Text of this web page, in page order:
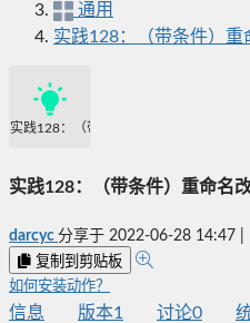
通用
实践128：（带条件）重
实践128：（带条件）重命名改文件后缀
实践128：（带条件）重命名
darcyc 分享于 2022-06-28 14:47
复制到剪贴板
如何安装动作？
信息 版本1 讨论0